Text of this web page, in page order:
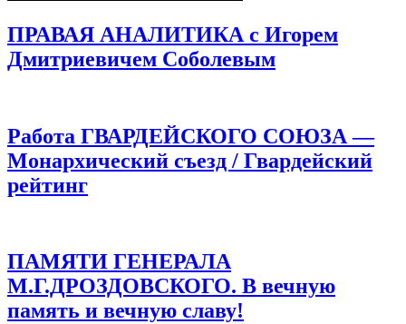
ПРАВАЯ АНАЛИТИКА с Игорем
Дмитриевичем Соболевым
Работа ГВАРДЕЙСКОГО СОЮЗА —
Монархический съезд / Гвардейский
рейтинг
ПАМЯТИ ГЕНЕРАЛА
М.Г.ДРОЗДОВСКОГО. В вечную
память и вечную славу!